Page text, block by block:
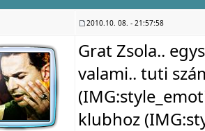
2010.10. 08. - 21:57:58
Grat Zsola..
valami.. tuti
(IMG:
klubhoz (IMG: